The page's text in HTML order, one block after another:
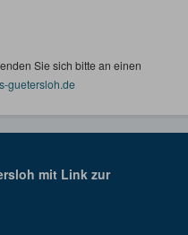
Sie sich bitte an einen
guetersloh.de